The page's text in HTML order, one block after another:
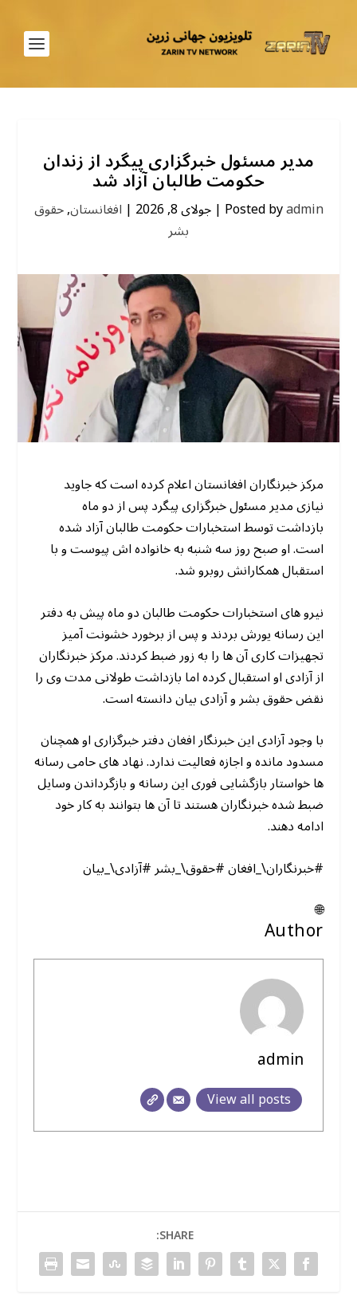
مدیر مسئول خبرگزاری پیگرد از زندان
حکومت طالبان آزاد شد
Posted byadmin
|جولای 8, 2026 | افغانستان,حقوق
بشر
مرکز خبرنگاران افغانستان اعلام کرده است که جاوید
نیازی مدیر مسئول خبرگزاری پیگرد پس از دو ماه
بازداشت توسط استخبارات حکومت طالبان آزاد شده
است. او صبح روز سه شنبه به خانواده اش پیوست و با
استقبال همکارانش روبرو شد.
نیرو های استخبارات حکومت طالبان دو ماه پیش به دفتر
این رسانه یورش بردند و پس از برخورد خشونت آمیز
تجهیزات کاری آن ها را به زور ضبط کردند. مرکز خبرنگاران
از آزادی او استقبال کرده اما بازداشت طولانی مدت وی را
نقض حقوق بشر و آزادی بیان دانسته است.
با وجود آزادی این خبرنگار افغان دفتر خبرگزاری او همچنان
مسدود مانده و اجازه فعالیت ندارد. نهاد های حامی رسانه
ها خواستار بازگشایی فوری این رسانه و بازگرداندن وسایل
ضبط شده خبرنگاران هستند تا آن ها بتوانند به کار خود
ادامه دهند.
#خبرنگاران\_افغان #حقوق\_بشر #آزادی\_بیان
🌐
Author
admin
View all posts
SHARE: